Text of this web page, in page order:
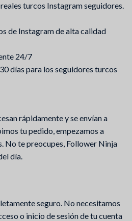
turcos Instagram seguidores.
de Instagram de alta calidad
24/7
días para los seguidores turcos
rápidamente y se envían a
tu pedido, empezamos a
No te preocupes, Follower Ninja
día.
seguro. No necesitamos
o inicio de sesión de tu cuenta